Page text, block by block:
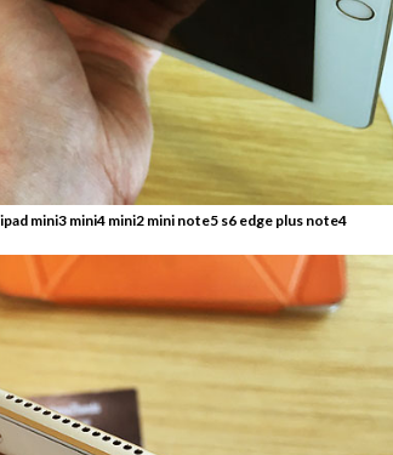
mini3 mini4 mini2 mini note5 s6 edge plus note4